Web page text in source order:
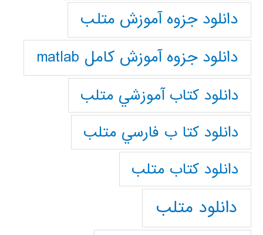
دانلود جزوه آموزش متلب
دانلود جزوه آموزش کامل matlab
دانلود كتاب آموزشي متلب
دانلود كتا ب فارسي متلب
دانلود كتاب متلب
دانلود متلب